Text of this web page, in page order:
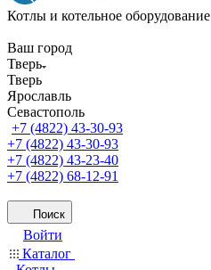
Котлы и котельное оборудование
Ваш город
Тверь
Тверь
Ярославль
Севастополь
+7 (4822) 43-30-93
+7 (4822) 43-30-93
+7 (4822) 43-23-40
+7 (4822) 68-12-91
Поиск
Войти
Каталог